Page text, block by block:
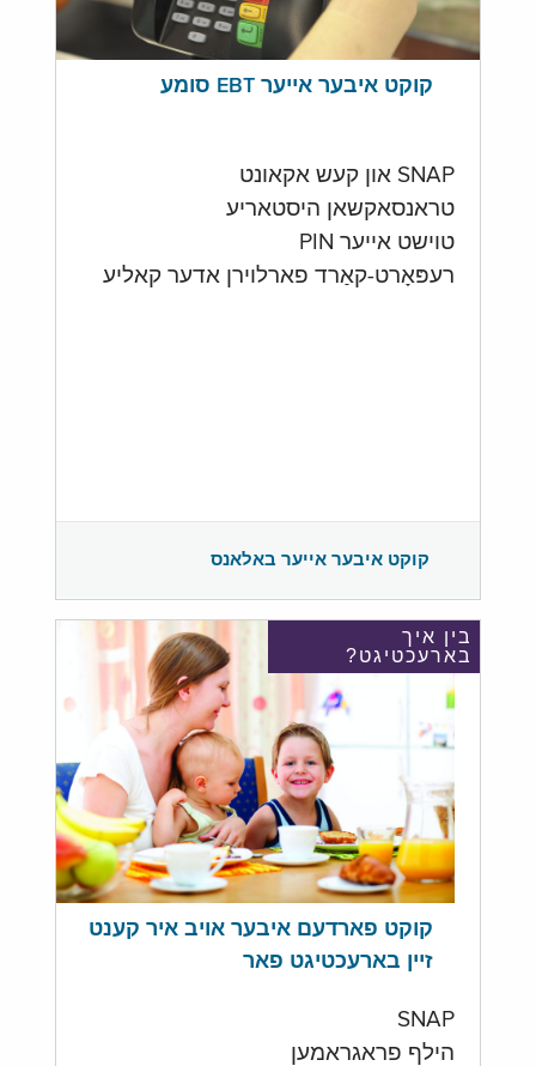
קוקט איבער אייער EBT סומע
SNAP און קעש אקאונט
טראנסאקשאן היסטאריע
טוישט אייער PIN
רעפּאָרט-קאַרד פארלוירן אדער קאליע
קוקט איבער אייער באלאנס
בין איך
בארעכטיגט?
קוקט פארדעם איבער אויב איר קענט
זיין בארעכטיגט פאר
SNAP
הילף פראגראמען